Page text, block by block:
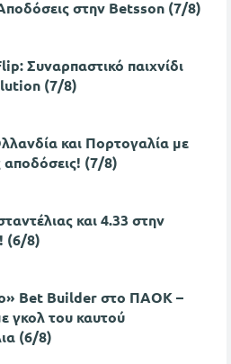
στην Betsson (7/8)
Συναρπαστικό παιχνίδι
(7/8)
και Πορτογαλία με
αποδόσεις! (7/8)
και 4.33 στην
(6/8)
Bet Builder στο ΠΑΟΚ –
γκολ του καυτού
(6/8)